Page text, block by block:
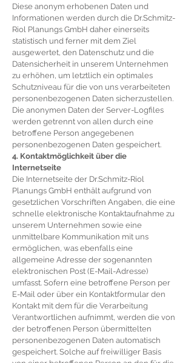
Diese anonym erhobenen Daten und
Informationen werden durch die Dr.Schmitz-
Riol Planungs GmbH daher einerseits
statistisch und ferner mit dem Ziel
ausgewertet, den Datenschutz und die
Datensicherheit in unserem Unternehmen
zu erhöhen, um letztlich ein optimales
Schutzniveau für die von uns verarbeiteten
personenbezogenen Daten sicherzustellen.
Die anonymen Daten der Server-Logfiles
werden getrennt von allen durch eine
betroffene Person angegebenen
personenbezogenen Daten gespeichert.
4. Kontaktmöglichkeit über die
Internetseite
Die Internetseite der Dr.Schmitz-Riol
Planungs GmbH enthält aufgrund von
gesetzlichen Vorschriften Angaben, die eine
schnelle elektronische Kontaktaufnahme zu
unserem Unternehmen sowie eine
unmittelbare Kommunikation mit uns
ermöglichen, was ebenfalls eine
allgemeine Adresse der sogenannten
elektronischen Post (E-Mail-Adresse)
umfasst. Sofern eine betroffene Person per
E-Mail oder über ein Kontaktformular den
Kontakt mit dem für die Verarbeitung
Verantwortlichen aufnimmt, werden die von
der betroffenen Person übermittelten
personenbezogenen Daten automatisch
gespeichert. Solche auf freiwilliger Basis